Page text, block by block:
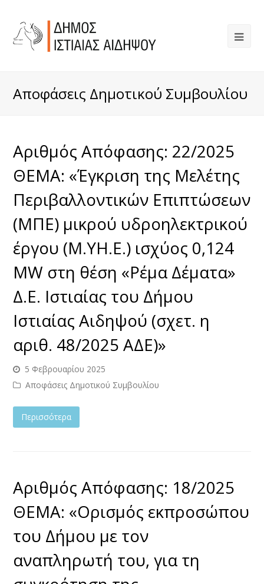
Αποφάσεις Δημοτικού Συμβουλίου
Αριθμός Απόφασης: 22/2025
ΘΕΜΑ: «Έγκριση της Μελέτης
Περιβαλλοντικών Επιπτώσεων
(ΜΠΕ) μικρού υδροηλεκτρικού
έργου (Μ.ΥΗ.Ε.) ισχύος 0,124
MW στη θέση «Ρέμα Δέματα»
Δ.Ε. Ιστιαίας του Δήμου
Ιστιαίας Αιδηψού (σχετ. η
αριθ. 48/2025 ΑΔΕ)»
5 Φεβρουαρίου 2025
Αποφάσεις Δημοτικού Συμβουλίου
Περισσότερα
Αριθμός Απόφασης: 18/2025
ΘΕΜΑ: «Ορισμός εκπροσώπου
του Δήμου με τον
αναπληρωτή του, για τη